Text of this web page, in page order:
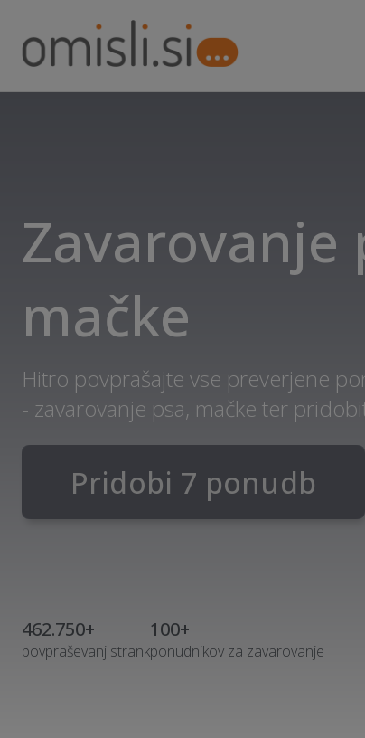
Zavarovanje
mačke
Hitro povprašajte vse preverjene
- zavarovanje psa, mačke ter
Pridobi 7 ponudb
462.750+
povpraševanj strank
100+
ponudnikov za zavarovanje